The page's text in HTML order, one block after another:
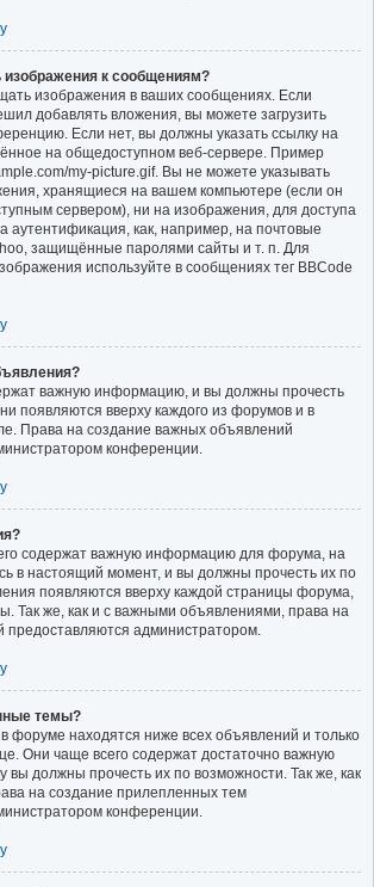
изображения к сообщениям?
изображения в ваших сообщениях. Если
добавлять вложения, вы можете загрузить
Если нет, вы должны указать ссылку на
на общедоступном веб-сервере. Пример
my-picture.gif. Вы не можете указывать
хранящиеся на вашем компьютере (если он
сервером), ни на изображения, для доступа
аутентификация, как, например, на почтовые
защищённые паролями сайты и т. п. Для
используйте в сообщениях тег BBCode
важную информацию, и вы должны прочесть
появляются вверху каждого из форумов и в
Права на создание важных объявлений
конференции.
содержат важную информацию для форума, на
в настоящий момент, и вы должны прочесть их по
появляются вверху каждой страницы форума,
Так же, как и с важными объявлениями, права на
предоставляются администратором.
темы?
форуме находятся ниже всех объявлений и только
Они чаще всего содержат достаточно важную
должны прочесть их по возможности. Так же, как
на создание прилепленных тем
конференции.